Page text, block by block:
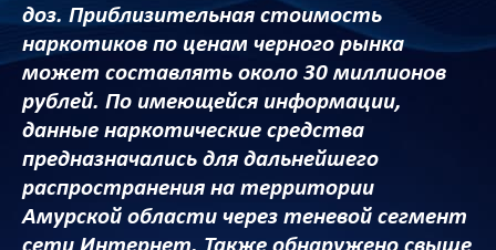
доз. Приблизительная стоимость
наркотиков по ценам черного рынка
может составлять около 30 миллионов
рублей. По имеющейся информации,
данные наркотические средства
предназначались для дальнейшего
распространения на территории
Амурской области через теневой сегмент